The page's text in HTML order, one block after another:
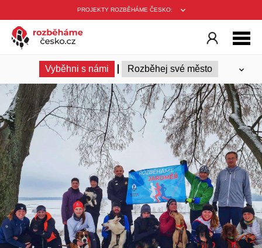
PROJEKTY ROZBĚHÁME ČESKO:
Vyběhni s námi Rozběhej své město
Ambasadoři Trenéři